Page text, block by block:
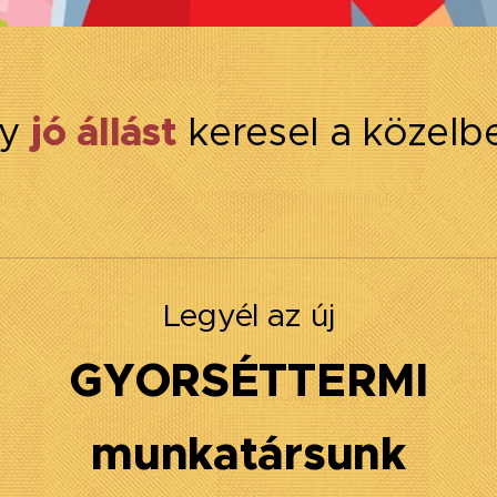
jó állástkeresel a
Legyél az új
GYORSÉTTERMI
munkatársunk